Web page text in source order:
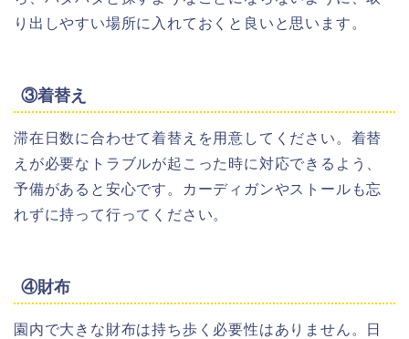
り出しやすい場所に入れておくと良いと思います。
③着替え
滞在日数に合わせて着替えを用意してください。着替
えが必要なトラブルが起こった時に対応できるよう、
予備があると安心です。カーディガンやストールも忘
れずに持って行ってください。
④財布
園内で大きな財布は持ち歩く必要性はありません。日